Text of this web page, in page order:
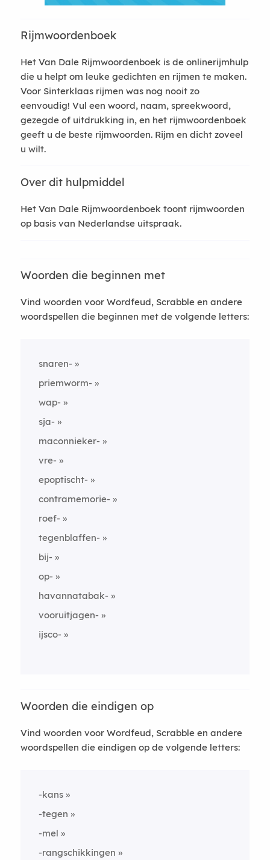
Rijmwoordenboek
Het Van Dale Rijmwoordenboek is de onlinerijmhulp
die u helpt om leuke gedichten en rijmen te maken.
Voor Sinterklaas rijmen was nog nooit zo
eenvoudig! Vul een woord, naam, spreekwoord,
gezegde of uitdrukking in, en het rijmwoordenboek
geeft u de beste rijmwoorden. Rijm en dicht zoveel
u wilt.
Over dit hulpmiddel
Het Van Dale Rijmwoordenboek toont rijmwoorden
op basis van Nederlandse uitspraak.
Woorden die beginnen met
Vind woorden voor Wordfeud, Scrabble en andere
woordspellen die beginnen met de volgende letters:
snaren-
priemworm-
wap-
sja-
maconnieker-
vre-
epoptischt-
contramemorie-
roef-
tegenblaffen-
bij-
op-
havannatabak-
vooruitjagen-
ijsco-
Woorden die eindigen op
Vind woorden voor Wordfeud, Scrabble en andere
woordspellen die eindigen op de volgende letters:
-kans
-tegen
-mel
-rangschikkingen